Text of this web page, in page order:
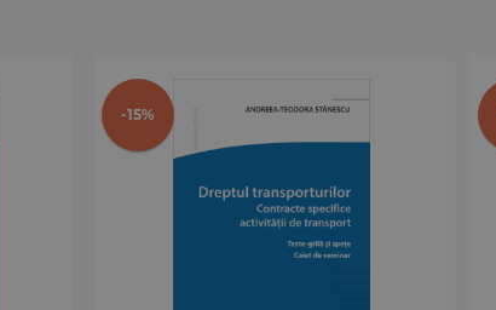
-15%